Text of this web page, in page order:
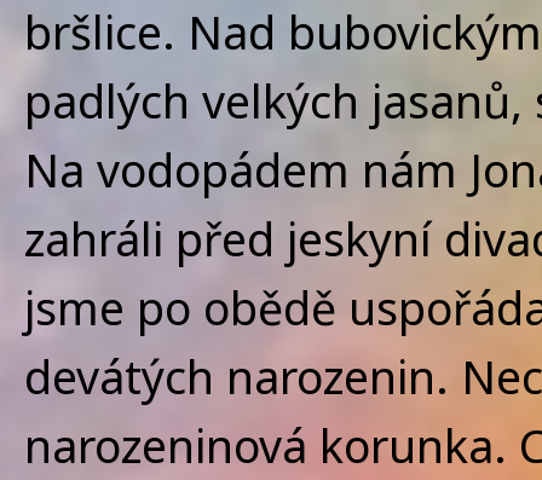
bršlice. Nad
padlých velkých
Na vodopádem nám
zahráli před jeskyní
jsme po obědě
devátých narozenin.
narozeninová korunka.